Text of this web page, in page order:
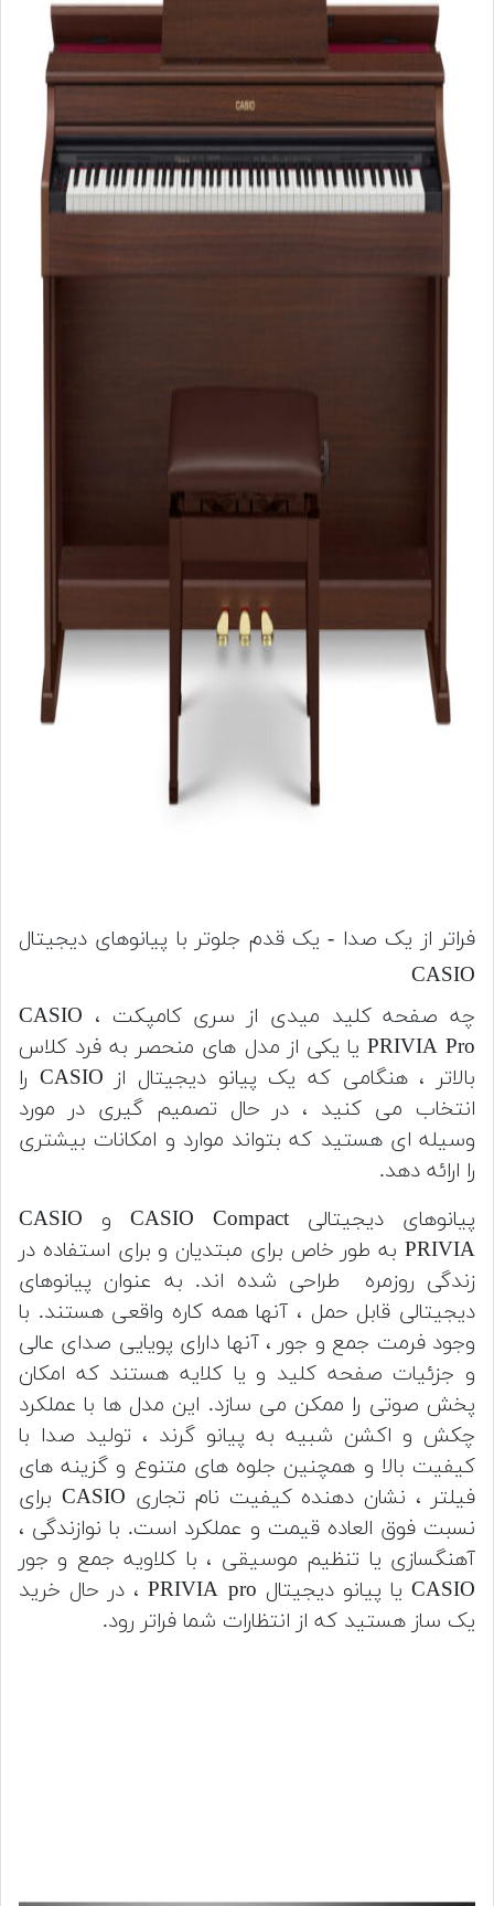
فراتر از یک صدا - یک قدم جلوتر با پیانوهای دیجیتال
CASIO
چه صفحه کلید میدی از سری کامپکت ، CASIO
PRIVIA Pro یا یکی از مدل های منحصر به فرد کلاس
بالاتر ، هنگامی که یک پیانو دیجیتال از CASIO را
انتخاب می کنید ، در حال تصمیم گیری در مورد
وسیله ای هستید که بتواند موارد و امکانات بیشتری
را ارائه دهد.
پیانوهای دیجیتالی CASIO Compact و CASIO
PRIVIA به طور خاص برای مبتدیان و برای استفاده در
زندگی روزمره طراحی شده اند. به عنوان پیانوهای
دیجیتالی قابل حمل ، آنها همه کاره واقعی هستند. با
وجود فرمت جمع و جور ، آنها دارای پویایی صدای عالی
و جزئیات صفحه کلید و یا کلایه هستند که امکان
پخش صوتی را ممکن می سازد. این مدل ها با عملکرد
چکش و اکشن شبیه به پیانو گرند ، تولید صدا با
کیفیت بالا و همچنین جلوه های متنوع و گزینه های
فیلتر ، نشان دهنده کیفیت نام تجاری CASIO برای
نسبت فوق العاده قیمت و عملکرد است. با نوازندگی ،
آهنگسازی یا تنظیم موسیقی ، با کلاویه جمع و جور
CASIO یا پیانو دیجیتال PRIVIA pro ، در حال خرید
یک ساز هستید که از انتظارات شما فراتر رود.